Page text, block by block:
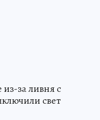
из-за ливня с
свет